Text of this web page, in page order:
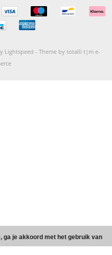
Lightspeed - Theme by totalli t|m e-
ga je akkoord met het gebruik van